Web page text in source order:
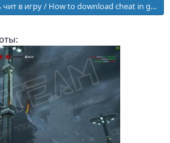
чит в игру / How to download cheat in game